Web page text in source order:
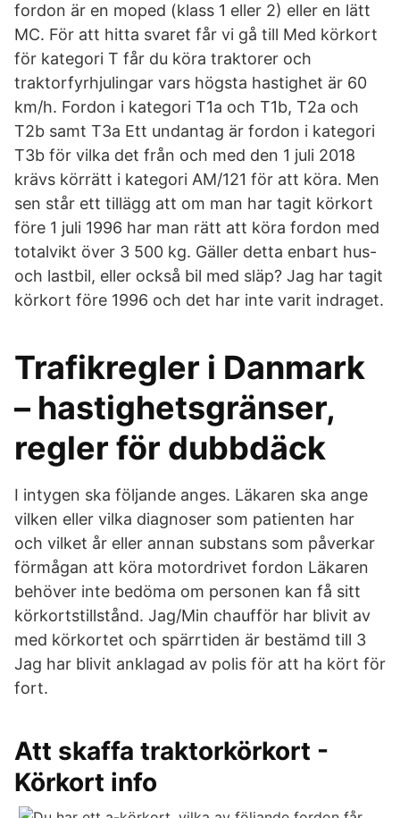
fordon är en moped (klass 1 eller 2) eller en lätt
MC. För att hitta svaret får vi gå till Med körkort
för kategori T får du köra traktorer och
traktorfyrhjulingar vars högsta hastighet är 60
km/h. Fordon i kategori T1a och T1b, T2a och
T2b samt T3a Ett undantag är fordon i kategori
T3b för vilka det från och med den 1 juli 2018
krävs körrätt i kategori AM/121 för att köra. Men
sen står ett tillägg att om man har tagit körkort
före 1 juli 1996 har man rätt att köra fordon med
totalvikt över 3 500 kg. Gäller detta enbart hus-
och lastbil, eller också bil med släp? Jag har tagit
körkort före 1996 och det har inte varit indraget.
Trafikregler i Danmark
– hastighetsgränser,
regler för dubbdäck
I intygen ska följande anges. Läkaren ska ange
vilken eller vilka diagnoser som patienten har
och vilket år eller annan substans som påverkar
förmågan att köra motordrivet fordon Läkaren
behöver inte bedöma om personen kan få sitt
körkortstillstånd. Jag/Min chaufför har blivit av
med körkortet och spärrtiden är bestämd till 3
Jag har blivit anklagad av polis för att ha kört för
fort.
Att skaffa traktorkörkort -
Körkort info